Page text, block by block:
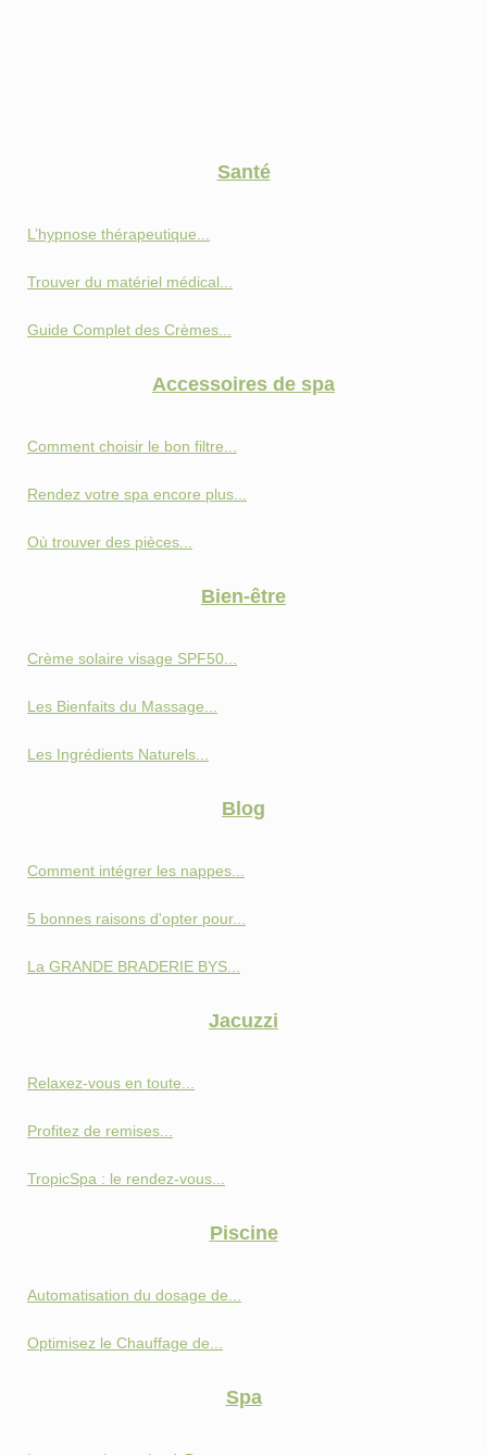
Santé
L’hypnose thérapeutique...
Trouver du matériel médical...
Guide Complet des Crèmes...
Accessoires de spa
Comment choisir le bon filtre...
Rendez votre spa encore plus...
Où trouver des pièces...
Bien-être
Crème solaire visage SPF50...
Les Bienfaits du Massage...
Les Ingrédients Naturels...
Blog
Comment intégrer les nappes...
5 bonnes raisons d'opter pour...
La GRANDE BRADERIE BYS...
Jacuzzi
Relaxez-vous en toute...
Profitez de remises...
TropicSpa : le rendez-vous...
Piscine
Automatisation du dosage de...
Optimisez le Chauffage de...
Spa